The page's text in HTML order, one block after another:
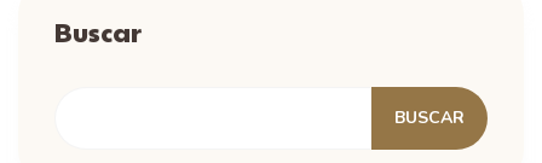
Buscar
BUSCAR